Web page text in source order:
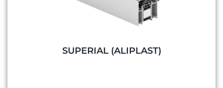
SUPERIAL (ALIPLAST)